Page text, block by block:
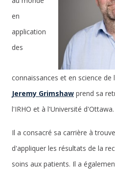
en
application
des
connaissances et en science
Jeremy Grimshaw prend sa
l'IRHO et à l'Université d'Ottawa.
Il a consacré sa carrière à
d'appliquer les résultats de la
soins aux patients. Il a